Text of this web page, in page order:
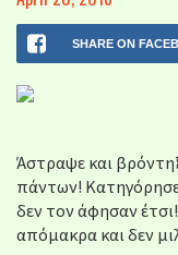
SHARE ON
Άστραψε και
πάντων! Κατηγόρησε
δεν τον άφησαν
απόμακρα και δεν